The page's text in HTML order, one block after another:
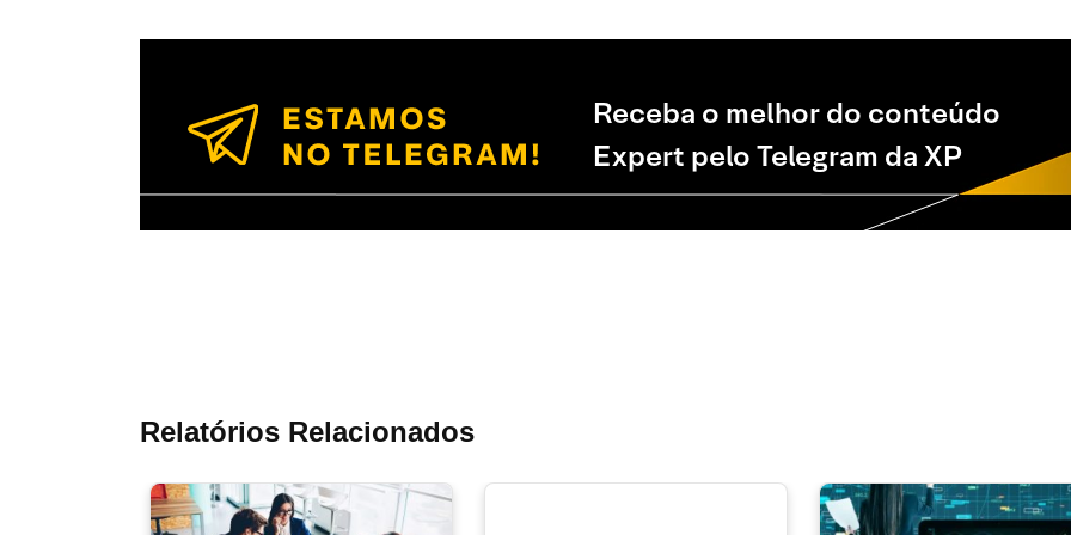
Receba o melhor do conteúdo
Expert pelo Telegram da XP
Relatórios Relacionados